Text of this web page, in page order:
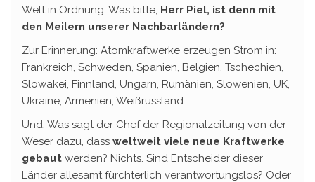
Welt in Ordnung. Was bitte, Herr Piel, ist denn mit
den Meilern unserer Nachbarländern?
Zur Erinnerung: Atomkraftwerke erzeugen Strom in:
Frankreich, Schweden, Spanien, Belgien, Tschechien,
Slowakei, Finnland, Ungarn, Rumänien, Slowenien, UK,
Ukraine, Armenien, Weißrussland.
Und: Was sagt der Chef der Regionalzeitung von der
Weser dazu, dass weltweit viele neue Kraftwerke
gebaut werden? Nichts. Sind Entscheider dieser
Länder allesamt fürchterlich verantwortungslos? Oder